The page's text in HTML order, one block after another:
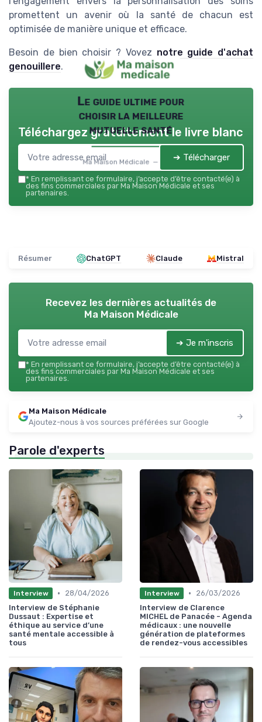
promettent un avenir où la santé de chacun est
optimisée de manière unique et efficace.
Besoin de bien choisir ? Voyez notre guide d'achat
genouillere.
Le guide ultime pour
choisir la meilleure
mutuelle santé
Ma Maison Médicale — 2026
Téléchargez gratuitement le livre blanc
➔ Télécharger
* En remplissant ce formulaire, j’accepte d’être contacté(e) à
des fins commerciales par Ma Maison Médicale et ses
partenaires.
Résumer ChatGPT Claude Mistral
Recevez les dernières actualités de
Ma Maison Médicale
➔ Je m'inscris
* En remplissant ce formulaire, j’accepte d’être contacté(e) à
des fins commerciales par Ma Maison Médicale et ses
partenaires.
Ma Maison Médicale
Ajoutez-nous à vos sources préférées sur Google
Parole d'experts
Interview •
28/04/2026
Interview de Stéphanie
Dussaut : Expertise et
éthique au service d’une
santé mentale accessible à
tous
Interview •
26/03/2026
Interview de Clarence
MICHEL de Panacée - Agenda
médicaux : une nouvelle
génération de plateformes
de rendez-vous accessibles